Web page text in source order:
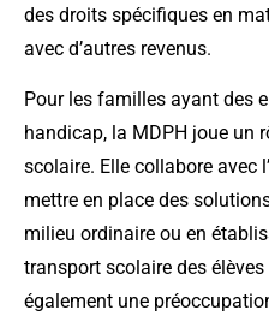
des droits spécifiques en
avec d’autres revenus.
Pour les familles ayant des
handicap, la MDPH joue un
scolaire. Elle collabore avec
mettre en place des
milieu ordinaire ou en
transport scolaire des
également une